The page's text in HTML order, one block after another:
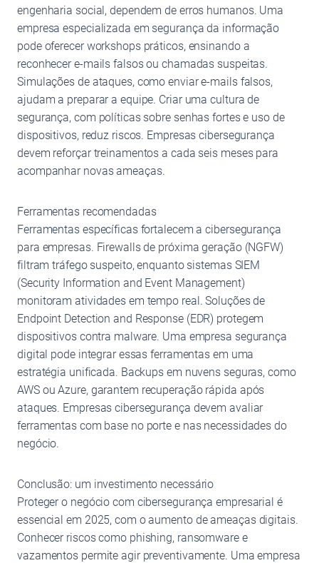
engenharia social, dependem de erros humanos. Uma
empresa especializada em segurança da informação
pode oferecer workshops práticos, ensinando a
reconhecer e-mails falsos ou chamadas suspeitas.
Simulações de ataques, como enviar e-mails falsos,
ajudam a preparar a equipe. Criar uma cultura de
segurança, com políticas sobre senhas fortes e uso de
dispositivos, reduz riscos. Empresas cibersegurança
devem reforçar treinamentos a cada seis meses para
acompanhar novas ameaças.
Ferramentas recomendadas
Ferramentas específicas fortalecem a cibersegurança
para empresas. Firewalls de próxima geração (NGFW)
filtram tráfego suspeito, enquanto sistemas SIEM
(Security Information and Event Management)
monitoram atividades em tempo real. Soluções de
Endpoint Detection and Response (EDR) protegem
dispositivos contra malware. Uma empresa segurança
digital pode integrar essas ferramentas em uma
estratégia unificada. Backups em nuvens seguras, como
AWS ou Azure, garantem recuperação rápida após
ataques. Empresas cibersegurança devem avaliar
ferramentas com base no porte e nas necessidades do
negócio.
Conclusão: um investimento necessário
Proteger o negócio com cibersegurança empresarial é
essencial em 2025, com o aumento de ameaças digitais.
Conhecer riscos como phishing, ransomware e
vazamentos permite agir preventivamente. Uma empresa